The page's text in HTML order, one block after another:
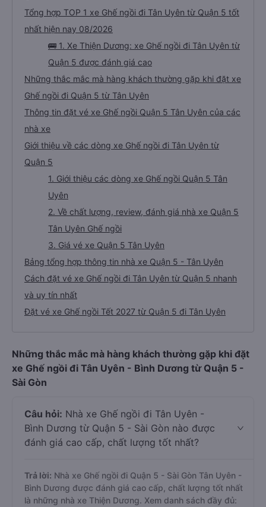
Tổng hợp TOP 1 xe Ghế ngồi đi Tân Uyên từ Quận 5 tốt
nhất hiện nay 08/2026
🚌 1. Xe Thiện Dương: xe Ghế ngồi đi Tân Uyên từ
Quận 5 được đánh giá cao
Những thắc mắc mà hàng khách thường gặp khi đặt xe
Ghế ngồi đi Quận 5 từ Tân Uyên
Thông tin đặt vé xe Ghế ngồi Quận 5 Tân Uyên của các
nhà xe
Giới thiệu về các dòng xe Ghế ngồi đi Tân Uyên từ
Quận 5
1. Giới thiệu các dòng xe Ghế ngồi Quận 5 Tân
Uyên
2. Về chất lượng, review, đánh giá nhà xe Quận 5
Tân Uyên Ghế ngồi
3. Giá vé xe Quận 5 Tân Uyên
Bảng tổng hợp thông tin nhà xe Quận 5 - Tân Uyên
Cách đặt vé xe Ghế ngồi đi Tân Uyên từ Quận 5 nhanh
và uy tín nhất
Đặt vé xe Ghế ngồi Tết 2027 từ Quận 5 đi Tân Uyên
Những thắc mắc mà hàng khách thường gặp khi đặt
xe Ghế ngồi đi Tân Uyên - Bình Dương từ Quận 5 -
Sài Gòn
Câu hỏi: Nhà xe Ghế ngồi đi Tân Uyên -
Bình Dương từ Quận 5 - Sài Gòn nào được
đánh giá cao cấp, chất lượng tốt nhất?
Trả lời: Nhà xe Ghế ngồi đi Quận 5 - Sài Gòn Tân Uyên -
Bình Dương được đánh giá cao cấp, chất lượng tốt nhất
là những nhà xe Thiện Dương. Xem danh sách đầy đủ: